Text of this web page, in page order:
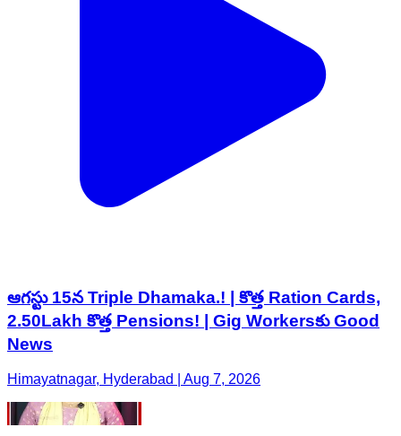
ఆగస్టు 15న Triple Dhamaka.! | కొత్త Ration Cards,
2.50Lakh కొత్త Pensions! | Gig Workersకు Good
News
Himayatnagar, Hyderabad | Aug 7, 2026